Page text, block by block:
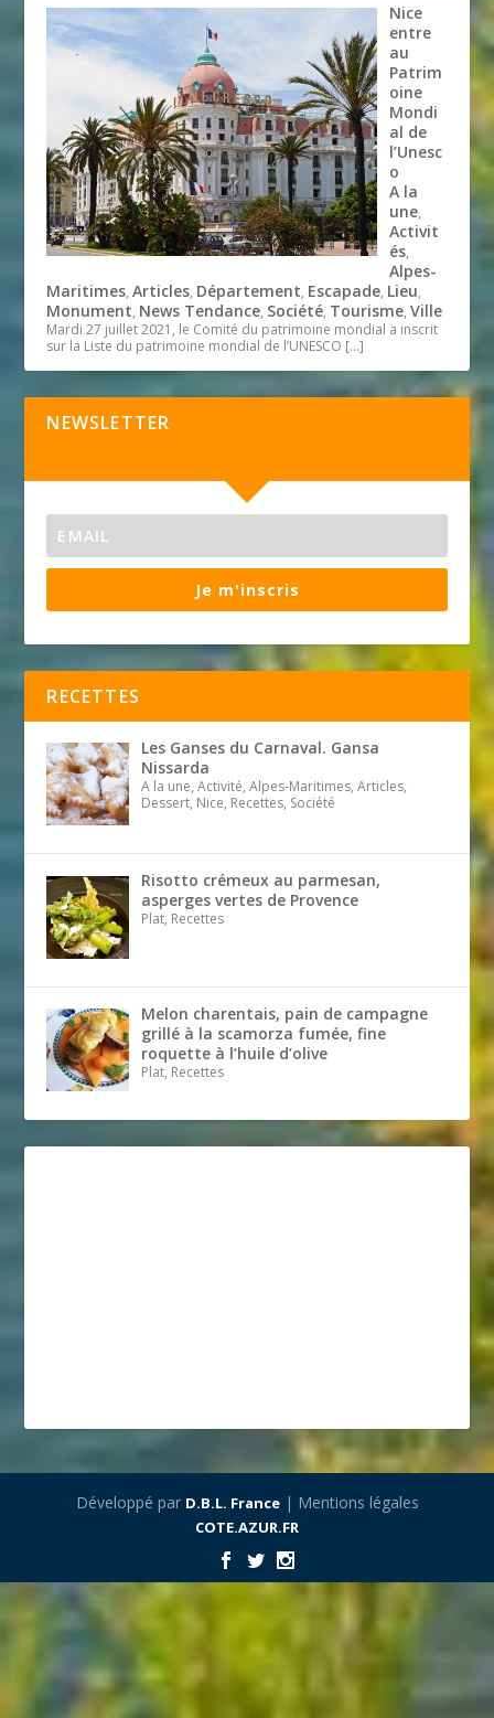
Nice
entre
au
Patrim
oine
Mondi
al de
l’Unesc
o
A la
une,
Activit
és,
Alpes-
Maritimes,Articles, Département, Escapade, Lieu,
Monument, News Tendance, Société, Tourisme,Ville
Mardi 27 juillet 2021, le Comité du patrimoine mondial a inscrit
sur la Liste du patrimoine mondial de l’UNESCO […]
NEWSLETTER
Je m'inscris
RECETTES
Les Ganses du Carnaval. Gansa
Nissarda
A la une, Activité, Alpes-Maritimes, Articles,
Dessert, Nice, Recettes, Société
Risotto crémeux au parmesan,
asperges vertes de Provence
Plat, Recettes
Melon charentais, pain de campagne
grillé à la scamorza fumée, fine
roquette à l’huile d’olive
Plat, Recettes
Développé par D.B.L. France| Mentions légales
COTE.AZUR.FR